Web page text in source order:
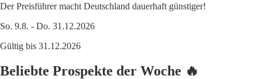
Der Preisführer macht Deutschland dauerhaft günstiger!
So. 9.8. - Do. 31.12.2026
Gültig bis 31.12.2026
Beliebte Prospekte der Woche 🔥